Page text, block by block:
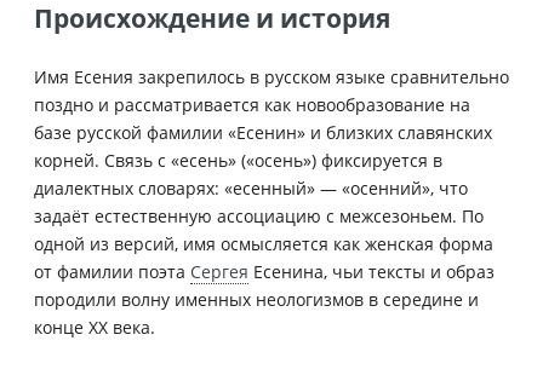
Происхождение и история
Имя Есения закрепилось в русском языке сравнительно
поздно и рассматривается как новообразование на
базе русской фамилии «Есенин» и близких славянских
корней. Связь с «есень» («осень») фиксируется в
диалектных словарях: «есенный» — «осенний», что
задаёт естественную ассоциацию с межсезоньем. По
одной из версий, имя осмысляется как женская форма
от фамилии поэта Сергея Есенина, чьи тексты и образ
породили волну именных неологизмов в середине и
конце XX века.